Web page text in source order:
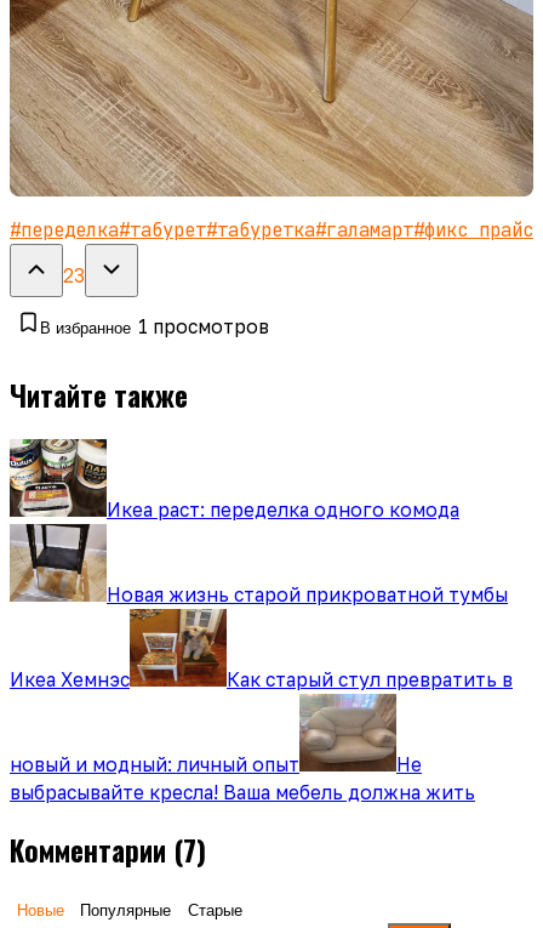
#переделка#табурет#табуретка#галамарт#фикс прайс
23
В избранное 1 просмотров
Читайте также
Икеа раст: переделка одного комода
Новая жизнь старой прикроватной тумбы
Икеа Хемнэс Как старый стул превратить в
новый и модный: личный опыт
Не
выбрасывайте кресла! Ваша мебель должна жить
Комментарии (7)
Новые Популярные Старые